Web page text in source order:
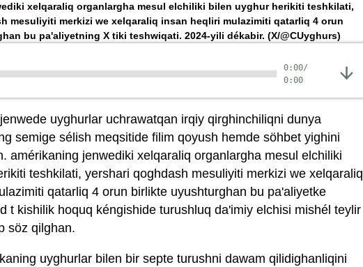
xelqaraliq organlargha mesul elchiliki bilen uyghur herikiti teshkilati,
mesuliyiti merkizi we xelqaraliq insan heqliri mulazimiti qatarliq 4 orun
bu pa'aliyetning X tiki teshwiqati. 2024-yili dékabir. (X/@CUyghurs)
0:00/
0:00
uyghurlar uchrawatqan irqiy qirghinchiliqni dunya
semige sélish meqsitide filim qoyush hemde söhbet yighini
amérikaning jenwediki xelqaraliq organlargha mesul elchiliki
teshkilati, yershari qoghdash mesuliyiti merkizi we xelqaraliq
qatarliq 4 orun birlikte uyushturghan bu pa'aliyetke
t kishilik hoquq kéngishide turushluq da'imiy elchisi mishél teylir
söz qilghan.
uyghurlar bilen bir septe turushni dawam qilidighanliqini